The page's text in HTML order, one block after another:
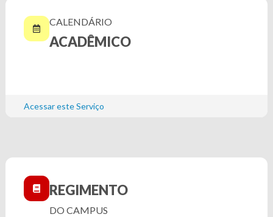
CALENDÁRIO
ACADÊMICO
Acessar este Serviço
REGIMENTO
DO CAMPUS